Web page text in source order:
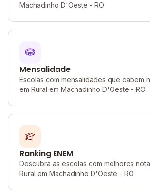
Machadinho D'Oeste - RO
Mensalidade
Escolas com mensalidades que cabem
em Rural em Machadinho D'Oeste - RO
Ranking ENEM
Descubra as escolas com melhores
Rural em Machadinho D'Oeste - RO